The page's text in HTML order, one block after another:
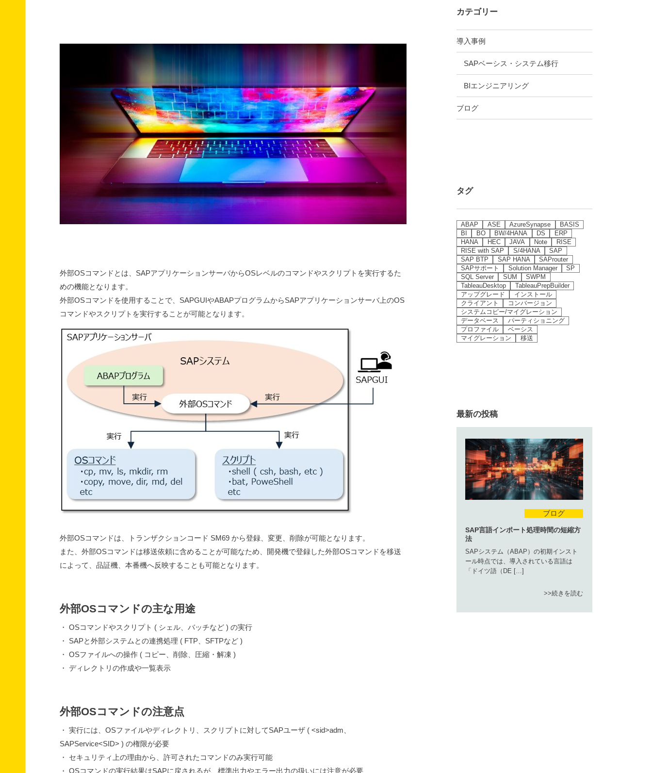
外部OSコマンドとは、SAPアプリケーションサーバからOSレベルのコマンドやスクリプトを実行するた
めの機能となります。
外部OSコマンドを使用することで、SAPGUIやABAPプログラムからSAPアプリケーションサーバ上のOS
コマンドやスクリプトを実行することが可能となります。
外部OSコマンドは、トランザクションコード SM69 から登録、変更、削除が可能となります。
また、外部OSコマンドは移送依頼に含めることが可能なため、開発機で登録した外部OSコマンドを移送
によって、品証機、本番機へ反映することも可能となります。
外部OSコマンドの主な用途
・ OSコマンドやスクリプト ( シェル、バッチなど ) の実行
・ SAPと外部システムとの連携処理 ( FTP、SFTPなど )
・ OSファイルへの操作 ( コピー、削除、圧縮・解凍 )
・ ディレクトリの作成や一覧表示
外部OSコマンドの注意点
・ 実行には、OSファイルやディレクトリ、スクリプトに対してSAPユーザ ( <sid>adm、
SAPService<SID> ) の権限が必要
・ セキュリティ上の理由から、許可されたコマンドのみ実行可能
・ OSコマンドの実行結果はSAPに戻されるが、標準出力やエラー出力の扱いには注意が必要
カテゴリー
導入事例
SAPベーシス・システム移行
BIエンジニアリング
ブログ
タグ
ABAP ASE AzureSynapse
BASIS
BI
BO BW/4HANA DS
ERP
HANA
HEC JAVA Note
RISE
RISE with SAP
S/4HANA
SAP
SAP BTP
SAP HANA
SAProuter
SAPサポート
Solution Manager
SP
SQL Server
SUM
SWPM
TableauDesktop
TableauPrepBuilder
アップグレード
インストール
クライアント
コンバージョン
システムコピー/マイグレーション
データベース
パーティショニング
プロファイル
ベーシス
マイグレーション
移送
最新の投稿
ブログ
SAP言語インポート処理時間の短縮方
法
SAPシステム（ABAP）の初期インスト
ール時点では、導入されている言語は
「ドイツ語（DE […]
続きを読む